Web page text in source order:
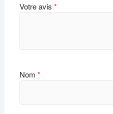
Votre avis *
Nom *